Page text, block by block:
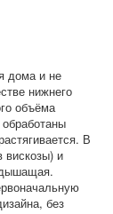
дома и не
нижнего
объёма
В
вискозы) и
без